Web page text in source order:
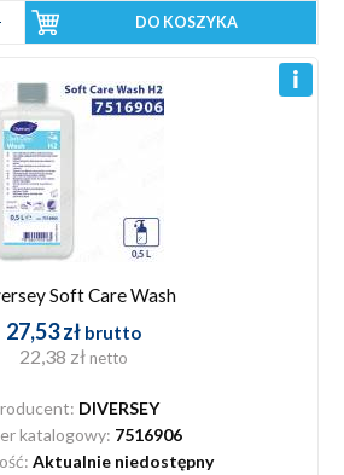
DO KOSZYKA
Soft Care Wash
27,53 zł brutto
22,38 zł netto
DIVERSEY
katalogowy: 7516906
Aktualnie niedostępny